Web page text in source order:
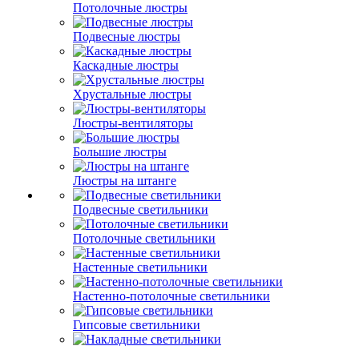
Потолочные люстры
Подвесные люстры
Каскадные люстры
Хрустальные люстры
Люстры-вентиляторы
Большие люстры
Люстры на штанге
Подвесные светильники
Потолочные светильники
Настенные светильники
Настенно-потолочные светильники
Гипсовые светильники